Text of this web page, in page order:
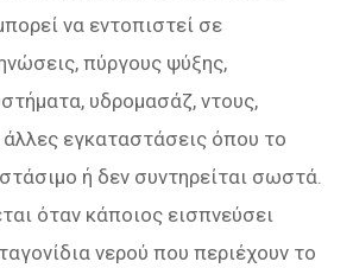
να εντοπιστεί σε
πύργους ψύξης,
υδρομασάζ, ντους,
άλλες εγκαταστάσεις όπου το
ή δεν συντηρείται σωστά.
όταν κάποιος εισπνεύσει
νερού που περιέχουν το